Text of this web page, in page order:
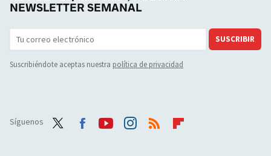
NEWSLETTER SEMANAL
SUSCRIBIR
Suscribiéndote aceptas nuestra política de privacidad
Síguenos